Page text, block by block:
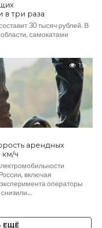
в три раза
30 тысяч рублей. В
самокатами
1.1K
арендных
км/ч
включая
операторы
ЕЩЁ